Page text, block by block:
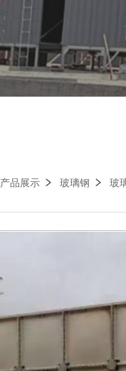
产品展示 玻璃钢 玻